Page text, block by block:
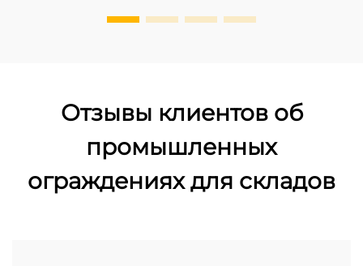
Отзывы клиентов об
промышленных
ограждениях для складов